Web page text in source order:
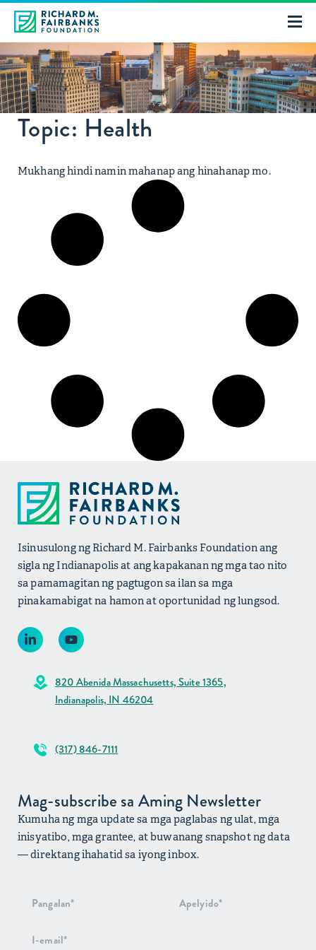
Topic: Health
Mukhang hindi namin mahanap ang hinahanap mo.
Isinusulong ng Richard M. Fairbanks Foundation ang
sigla ng Indianapolis at ang kapakanan ng mga tao nito
sa pamamagitan ng pagtugon sa ilan sa mga
pinakamabigat na hamon at oportunidad ng lungsod.
820 Abenida Massachusetts, Suite 1365,
Indianapolis, IN 46204
(317) 846-7111
Mag-subscribe sa Aming Newsletter
Kumuha ng mga update sa mga paglabas ng ulat, mga
inisyatibo, mga grantee, at buwanang snapshot ng data
— direktang ihahatid sa iyong inbox.
Pag-signup
Newsletter